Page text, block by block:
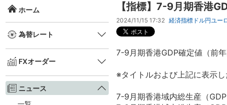
ホーム
為替レート
FXオーダー
ニュース
【指標】7-9月期香港
2024/11/15 17:32 経済指標 ドル円ユー
7-9月期香港GDP確定値（前
※タイトルおよび上記に表示
7-9月期香港域内総生産（GDP